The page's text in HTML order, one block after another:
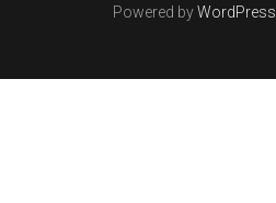
Powered byWordPress